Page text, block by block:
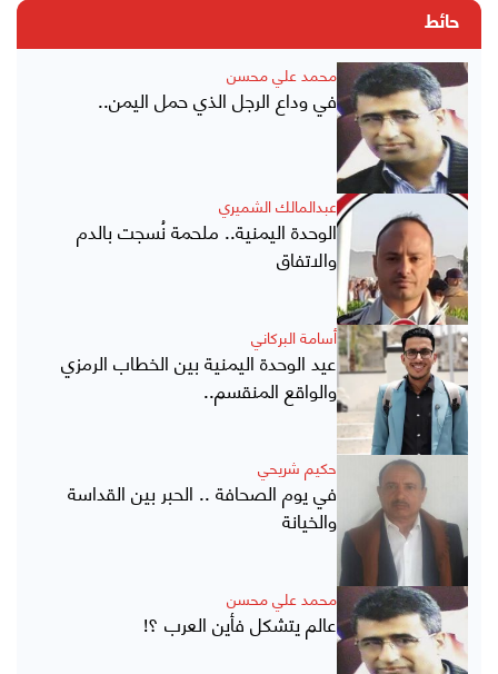
حائط
محمد علي محسن
في وداع الرجل الذي حمل اليمن..
عبدالمالك الشميري
الوحدة اليمنية.. ملحمة نُسجت بالدم
والاتفاق
أسامة البركاني
عيد الوحدة اليمنية بين الخطاب الرمزي
والواقع المنقسم..
حكيم شريحي
في يوم الصحافة .. الحبر بين القداسة
والخيانة
محمد علي محسن
عالم يتشكل فأين العرب ؟!